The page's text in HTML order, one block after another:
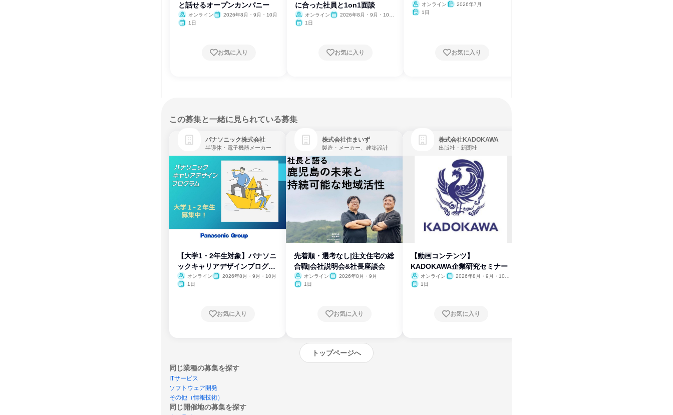
と話せるオープンカンパニー
オンライン
2026年8月・9月・10月
1日
お気に入り
に合った社員と1on1面談
オンライン
2026年8月・9月・10
1日
お気に入り
オンライン
2026年7月
1日
お気に入り
この募集と一緒に見られている募集
パナソニック株式会社
半導体・電子機器メーカー
【大学1・2年生対象】パナソニ
ックキャリアデザインプログラ
ム
オンライン
2026年8月・9月・10月
1日
お気に入り
株式会社住まいず
製造・メーカー、建築設計
先着順・選考なし|注文住宅の総
合職|会社説明会&社長座談会
オンライン
2026年8月・9月
1日
お気に入り
株式会社KADOKAWA
出版社・新聞社
【動画コンテンツ】
KADOKAWA企業研究セミナー
オンライン
2026年8月・9月・10
1日
お気に入り
トップページへ
同じ業種の募集を探す
ITサービス
ソフトウェア開発
その他（情報技術）
同じ開催地の募集を探す